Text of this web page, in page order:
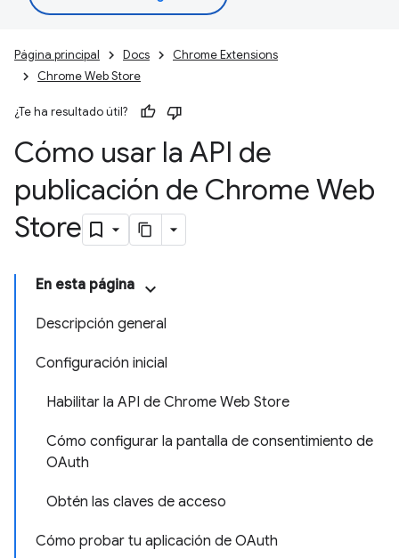
Página principal Docs
Chrome Extensions
Chrome Web Store
¿Te ha resultado útil?
Cómo usar la API de
publicación de Chrome Web
Store
En esta página
Descripción general
Configuración inicial
Habilitar la API de Chrome Web Store
Cómo configurar la pantalla de consentimiento de
OAuth
Obtén las claves de acceso
Cómo probar tu aplicación de OAuth